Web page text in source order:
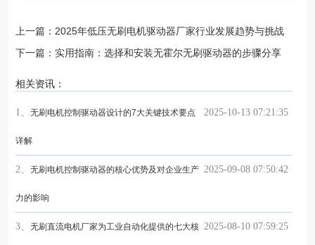
上一篇：2025年低压无刷电机驱动器厂家行业发展趋势与挑战
下一篇：实用指南：选择和安装无霍尔无刷驱动器的步骤分享
相关资讯：
2025-10-13 07:21:35
1、 无刷电机控制驱动器设计的7大关键技术要点
详解
2025-09-08 07:50:42
2、 无刷电机控制驱动器的核心优势及对企业生产
力的影响
2025-08-10 07:59:25
3、 无刷直流电机厂家为工业自动化提供的七大核